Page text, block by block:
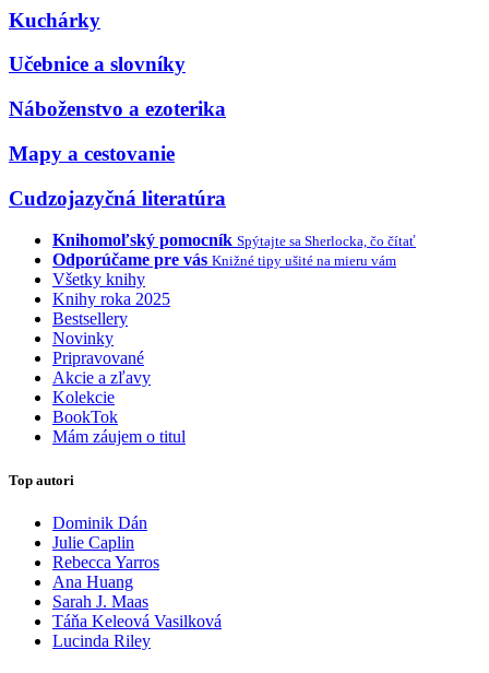
Kuchárky
Učebnice a slovníky
Náboženstvo a ezoterika
Mapy a cestovanie
Cudzojazyčná literatúra
Knihomoľský pomocník Spýtajte sa Sherlocka, čo čítať
Odporúčame pre vás Knižné tipy ušité na mieru vám
Všetky knihy
Knihy roka 2025
Bestsellery
Novinky
Pripravované
Akcie a zľavy
Kolekcie
BookTok
Mám záujem o titul
Top autori
Dominik Dán
Julie Caplin
Rebecca Yarros
Ana Huang
Sarah J. Maas
Táňa Keleová Vasilková
Lucinda Riley